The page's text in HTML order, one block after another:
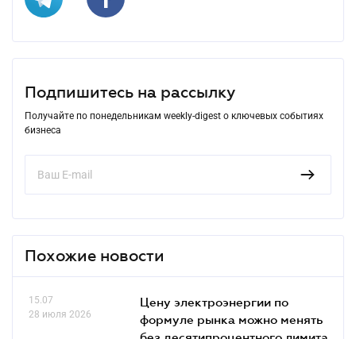
Подпишитесь на рассылку
Получайте по понедельникам weekly-digest о ключевых событиях
бизнеса
Похожие новости
15.07
28 июля 2026
Цену электроэнергии по
формуле рынка можно менять